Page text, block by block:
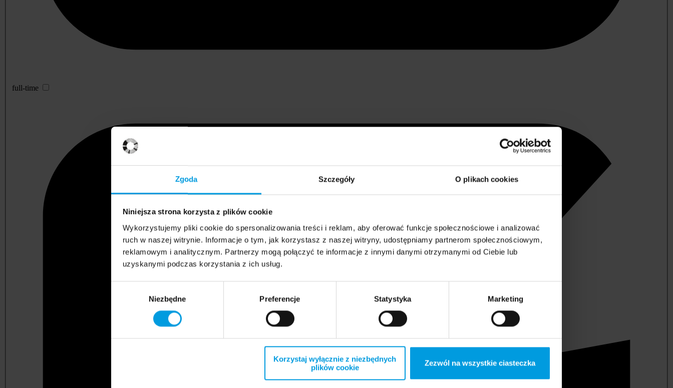
Zgoda Szczegóły O plikach cookies
Niniejsza strona korzysta z plików cookie
Wykorzystujemy pliki cookie do spersonalizowania treści i reklam, aby oferować funkcje społecznościowe i analizować
ruch w naszej witrynie. Informacje o tym, jak korzystasz z naszej witryny, udostępniamy partnerom społecznościowym,
reklamowym i analitycznym. Partnerzy mogą połączyć te informacje z innymi danymi otrzymanymi od Ciebie lub
uzyskanymi podczas korzystania z ich usług.
Niezbędne Preferencje Statystyka Marketing
Korzystaj wyłącznie z niezbędnych
plików cookie
Zezwól na wszystkie ciasteczka
full-time